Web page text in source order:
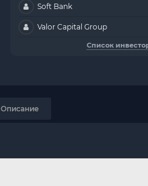
Soft Bank
Valor Capital Group
Список
Описание